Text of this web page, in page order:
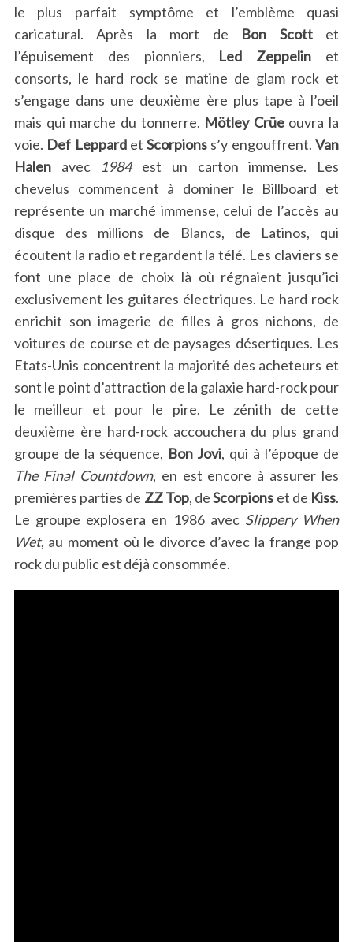
le plus parfait symptôme et l’emblème quasi
caricatural. Après la mort de Bon Scottet
l’épuisement des pionniers, Led Zeppelin et
consorts, le hard rock se matine de glam rock et
s’engage dans une deuxième ère plus tape à l’oeil
mais qui marche du tonnerre. Mötley Crüeouvra la
voie. Def LeppardetScorpions s’y engouffrent.Van
Halenavec 1984est un carton immense. Les
chevelus commencent à dominer le Billboard et
représente un marché immense, celui de l’accès au
disque des millions de Blancs, de Latinos, qui
écoutent la radio et regardent la télé. Les claviers se
font une place de choix là où régnaient jusqu’ici
exclusivement les guitares électriques. Le hard rock
enrichit son imagerie de filles à gros nichons, de
voitures de course et de paysages désertiques. Les
Etats-Unis concentrent la majorité des acheteurs et
sont le point d’attraction de la galaxie hard-rock pour
le meilleur et pour le pire. Le zénith de cette
deuxième ère hard-rock accouchera du plus grand
groupe de la séquence, Bon Jovi, qui à l’époque de
The Final Countdown, en est encore à assurer les
premières parties de ZZ Top, deScorpions et de Kiss.
Le groupe explosera en 1986 avec Slippery When
Wet, au moment où le divorce d’avec la frange pop
rock du public est déjà consommée.
e
a
r
h
f
o
r
: